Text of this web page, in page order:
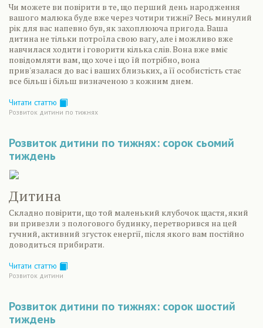
Чи можете ви повірити в те, що перший день народження
вашого малюка буде вже через чотири тижні? Весь минулий
рік для вас напевно був, як захоплююча пригода. Ваша
дитина не тільки потроїла свою вагу, але і можливо вже
навчилася ходити і говорити кілька слів. Вона вже вміє
повідомляти вам, що хоче і що їй потрібно, вона
прив'язалася до вас і ваших близьких, а її особистість стає
все більш і більш визначеною з кожним днем.
Читати статтю
Розвиток дитини по тижнях
Розвиток дитини по тижнях: сорок сьомий
тиждень
Дитина
Складно повірити, що той маленький клубочок щастя, який
ви привезли з пологового будинку, перетворився на цей
гучний, активний згусток енергії, після якого вам постійно
доводиться прибирати.
Читати статтю
Розвиток дитини
Розвиток дитини по тижнях: сорок шостий
тиждень